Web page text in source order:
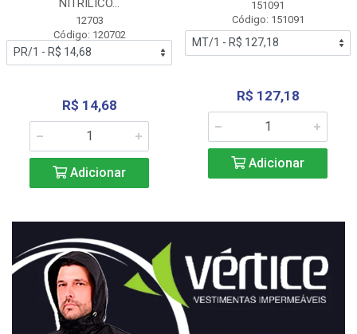
NITRÍLICO...
12703
Código: 120702
R$ 14,68
Adicionar
151091
Código: 151091
R$ 127,18
Adicionar